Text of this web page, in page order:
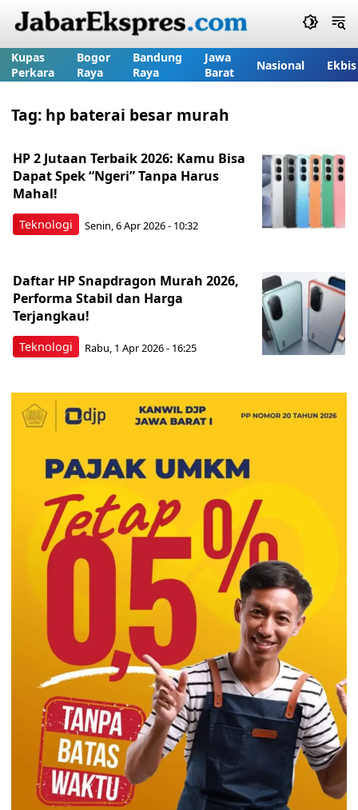
Kupas
Perkara
Bogor
Raya
Bandung
Raya
Jawa
Barat
Nasional Ekbis
Tag: hp baterai besar murah
Teknologi
HP 2 Jutaan Terbaik 2026: Kamu Bisa
Dapat Spek “Ngeri” Tanpa Harus
Mahal!
Senin, 6 Apr 2026 - 10:32
Teknologi
Daftar HP Snapdragon Murah 2026,
Performa Stabil dan Harga
Terjangkau!
Rabu, 1 Apr 2026 - 16:25